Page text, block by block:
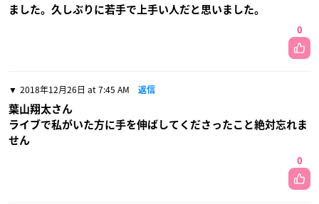
ました。久しぶりに若手で上手い人だと思いました。
0
2018年12月26日 at 7:45 AM 返信
葉山翔太さん
ライブで私がいた方に手を伸ばしてくださったこと絶対忘れま
せん
0